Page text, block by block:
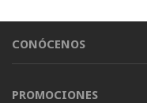
CONÓCENOS
PROMOCIONES